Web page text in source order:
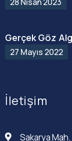
Gerçek Göz
27 Mayıs 2022
İletişim
Sakarya